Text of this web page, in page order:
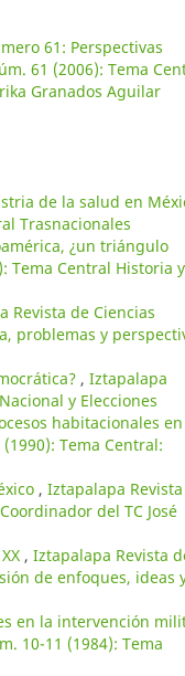
61: Perspectivas
61 (2006): Tema
Granados Aguilar
de la salud en
Trasnacionales
¿un triángulo
Tema Central Historia y
Revista de Ciencias
problemas y
, Iztapalapa
y Elecciones
habitacionales
Tema Central:
, Iztapalapa
del TC José
, Iztapalapa Revista
de enfoques, ideas
en la intervención
10-11 (1984): Tema